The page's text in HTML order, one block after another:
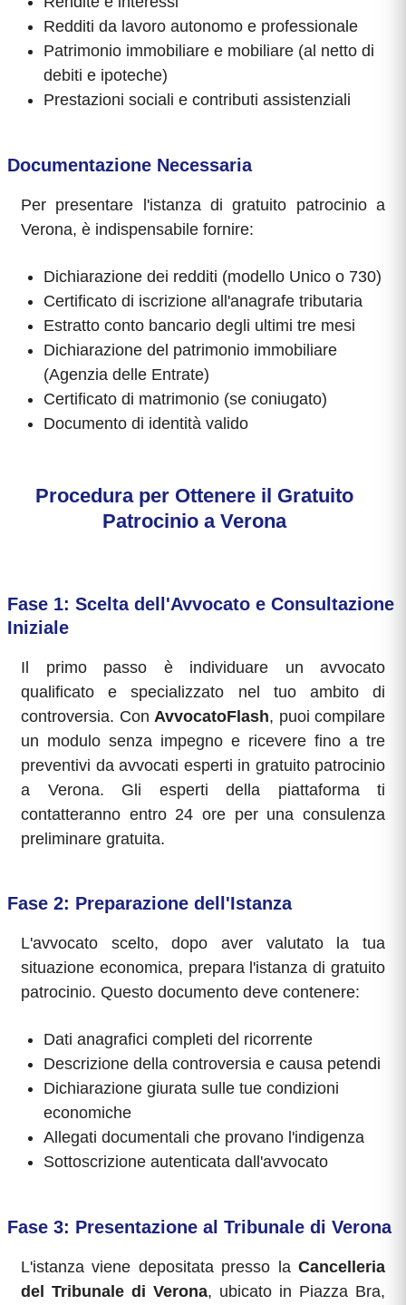
Redditi da lavoro autonomo e professionale
Patrimonio immobiliare e mobiliare (al netto di
debiti e ipoteche)
Prestazioni sociali e contributi assistenziali
Documentazione Necessaria
Per presentare l'istanza di gratuito patrocinio a
Verona, è indispensabile fornire:
Dichiarazione dei redditi (modello Unico o 730)
Certificato di iscrizione all'anagrafe tributaria
Estratto conto bancario degli ultimi tre mesi
Dichiarazione del patrimonio immobiliare
(Agenzia delle Entrate)
Certificato di matrimonio (se coniugato)
Documento di identità valido
Procedura per Ottenere il Gratuito
Patrocinio a Verona
Fase 1: Scelta dell'Avvocato e Consultazione
Iniziale
Il primo passo è individuare un avvocato
qualificato e specializzato nel tuo ambito di
controversia. Con AvvocatoFlash, puoi compilare
un modulo senza impegno e ricevere fino a tre
preventivi da avvocati esperti in gratuito patrocinio
a Verona. Gli esperti della piattaforma ti
contatteranno entro 24 ore per una consulenza
preliminare gratuita.
Fase 2: Preparazione dell'Istanza
L'avvocato scelto, dopo aver valutato la tua
situazione economica, prepara l'istanza di gratuito
patrocinio. Questo documento deve contenere:
Dati anagrafici completi del ricorrente
Descrizione della controversia e causa petendi
Dichiarazione giurata sulle tue condizioni
economiche
Allegati documentali che provano l'indigenza
Sottoscrizione autenticata dall'avvocato
Fase 3: Presentazione al Tribunale di Verona
L'istanza viene depositata presso la Cancelleria
del Tribunale di Verona, ubicato in Piazza Bra,